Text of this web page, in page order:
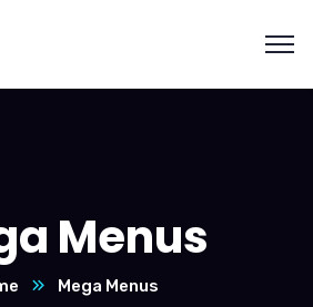
Menus
Mega Menus